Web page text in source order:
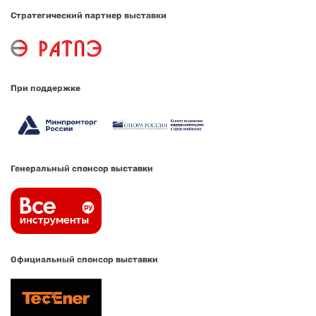
Стратегический партнер выставки
При поддержке
Генеральный спонсор выставки
Официальный спонсор выставки